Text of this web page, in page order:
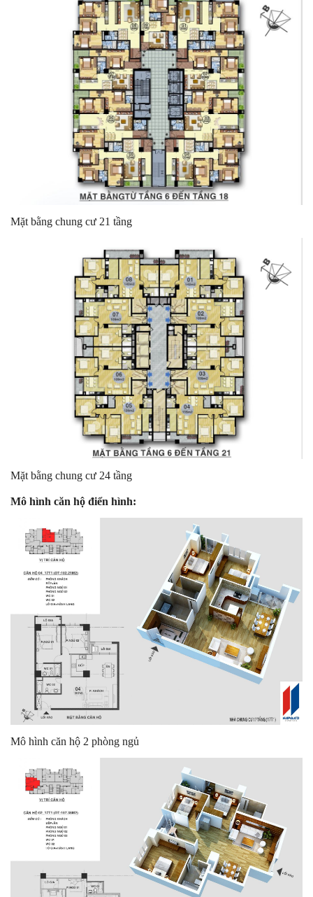
Mặt bằng chung cư 21 tầng
Mặt bằng chung cư 24 tầng
Mô hình căn hộ điển hình:
Mô hình căn hộ 2 phòng ngủ